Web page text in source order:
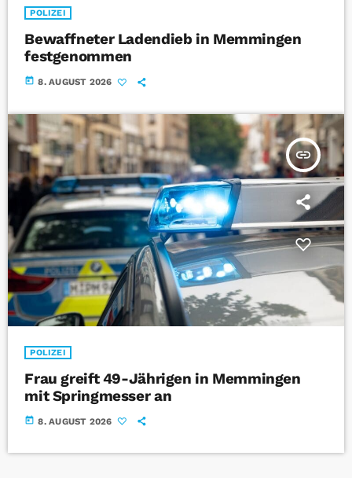
POLIZEI
Bewaffneter Ladendieb in Memmingen
festgenommen
today 8. AUGUST 2026
insert_link
POLIZEI
Frau greift 49-Jährigen in Memmingen
mit Springmesser an
today 8. AUGUST 2026